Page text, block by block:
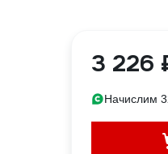
3 226
Начислим